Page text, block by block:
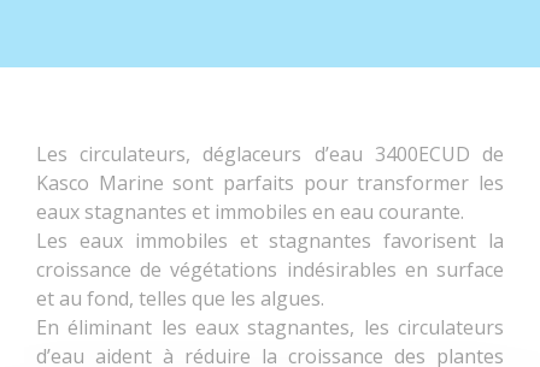
Les circulateurs, déglaceurs d’eau 3400ECUD de
Kasco Marine sont parfaits pour transformer les
eaux stagnantes et immobiles en eau courante.
Les eaux immobiles et stagnantes favorisent la
croissance de végétations indésirables en surface
et au fond, telles que les algues.
En éliminant les eaux stagnantes, les circulateurs
d’eau aident à réduire la croissance des plantes
Référence 3400ECUD
Guide d'utilisation circulateur
Ain de fournir l’aération et la circulation d’eau à des
étendues d’eau telles que des étangs, lacs, baies,
marinas, quais, piscicultures et des bassins
Soyez le premier à donner votre avis !